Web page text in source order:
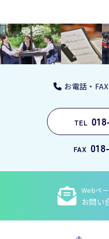
お電話・
TEL
FAX
Webペ
お問い